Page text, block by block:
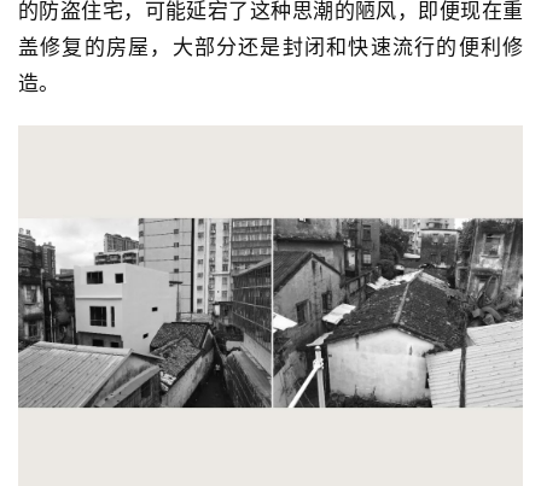
的防盗住宅，可能延宕了这种思潮的陋风，即便现在重
盖修复的房屋，大部分还是封闭和快速流行的便利修
造。